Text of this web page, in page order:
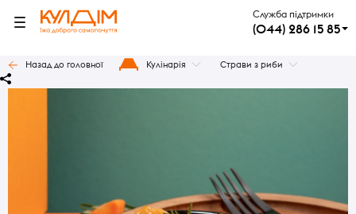
Служба підтримки
(044) 286 15 85
Назад до головної Кулінарія Страви з риби